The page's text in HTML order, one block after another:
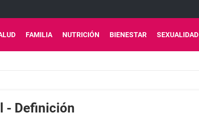
FAMILIA NUTRICIÓN BIENESTAR SEXUALIDAD
- Definición